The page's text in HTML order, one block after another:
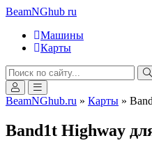
BeamNGhub ru
Машины
Карты
BeamNGhub.ru » Карты »
Band1t Highway